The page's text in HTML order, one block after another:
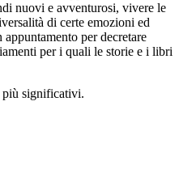
nuovi e avventurosi, vivere le
di certe emozioni ed
per decretare
per i quali le storie e i libri
significativi.